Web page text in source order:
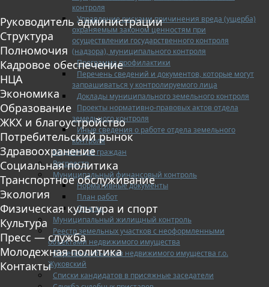
контроля
Управление рисками причинения вреда (ущерба)
охраняемым законом ценностям при
осуществлении государственного контроля
(надзора), муниципального контроля
Программа профилактики
Перечень сведений и документов, которые могут
запрашиваться у контролируемого лица
Доклады муниципального земельного контроля
Проекты нормативно-правовых актов отдела
земельного контроля
Иные сведения о работе отдела земельного
контроля
Бюджет для граждан
Росреестр
Муниципальный финансовый контроль
Нормативные документы
План работ
Отчеты
Муниципальный жилищный контроль
Реестр земельных участков с неоформленными
объектами недвижимого имущества
Перечень объектов недвижимого имущества г.о.
Жуковский
Списки кандидатов в присяжные заседатели
Руководитель администрации
Структура
Полномочия
Кадровое обеспечение
НЦА
Экономика
Образование
ЖКХ и благоустройство
Потребительский рынок
Здравоохранение
Социальная политика
Транспортное обслуживание
Экология
Физическая культура и спорт
Культура
Пресс — служба
Молодежная политика
Контакты